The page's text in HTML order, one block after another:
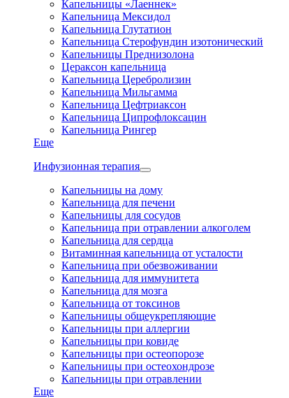
Капельницы «Лаеннек»
Капельница Мексидол
Капельница Глутатион
Капельница Стерофундин изотонический
Капельницы Преднизолона
Цераксон капельница
Капельница Церебролизин
Капельница Мильгамма
Капельница Цефтриаксон
Капельница Ципрофлоксацин
Капельница Рингер
Еще
Инфузионная терапия
Капельницы на дому
Капельница для печени
Капельницы для сосудов
Капельница при отравлении алкоголем
Капельница для сердца
Витаминная капельница от усталости
Капельница при обезвоживании
Капельница для иммунитета
Капельница для мозга
Капельница от токсинов
Капельницы общеукрепляющие
Капельницы при аллергии
Капельницы при ковиде
Капельницы при остеопорозе
Капельницы при остеохондрозе
Капельницы при отравлении
Еще